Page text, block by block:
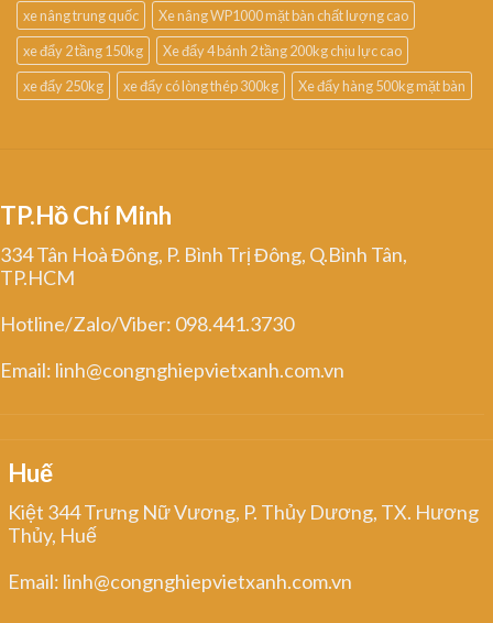
xe nâng trung quốc
Xe nâng WP1000 mặt bàn chất lượng cao
xe đẩy 2 tầng 150kg
Xe đẩy 4 bánh 2 tầng 200kg chịu lực cao
xe đẩy 250kg
xe đẩy có lòng thép 300kg Xe đẩy hàng 500kg mặt bàn
TP.Hồ Chí Minh
334 Tân Hoà Đông, P. Bình Trị Đông, Q.Bình Tân,
TP.HCM
Hotline/Zalo/Viber: 098.441.3730
Email: linh@congnghiepvietxanh.com.vn
Huế
Kiệt 344 Trưng Nữ Vương, P. Thủy Dương, TX. Hương
Thủy, Huế
Email: linh@congnghiepvietxanh.com.vn